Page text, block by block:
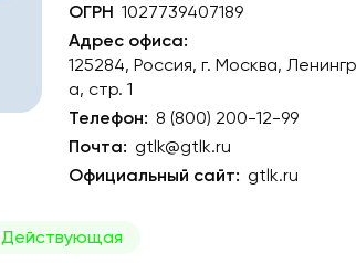
ОГРН 1027739407189
Адрес офиса:
125284, Россия, г. Москва,
а, стр. 1
Телефон: 8 (800) 200-12-99
Почта: gtlk@gtlk.ru
Официальный сайт: gtlk.ru
Действующая